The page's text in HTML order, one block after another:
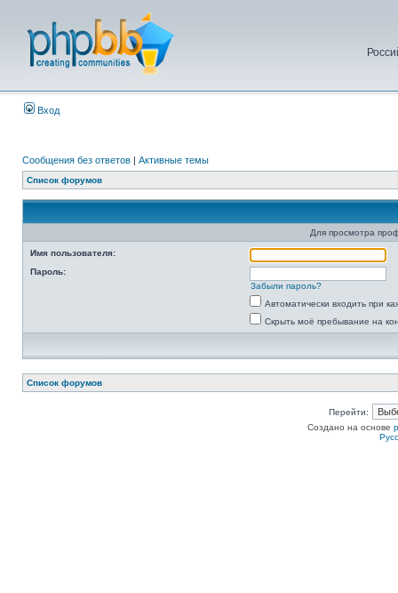
Вход
Сообщения без ответов | Активные темы
Список форумов
Для просмотра
Имя пользователя:
Пароль:
Забыли пароль?
Автоматически входить при
Скрыть моё пребывание на
Список форумов
Перейти:
Создано на основе